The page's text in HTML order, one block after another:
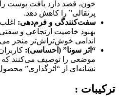
خون، قصد دارد بافت پوست
پرتقالی” را کاهش دهد.
سفت‌کنندگی و فرم‌دهی:
بهبود خاصیت ارتجاعی و
اندامی خوش‌تراش‌تر منجر
“اثر سونا” (احساسی):
موضعی را توصیف می‌کنند که
نشانه‌ای از “اثرگذاری”
ترکیبات :